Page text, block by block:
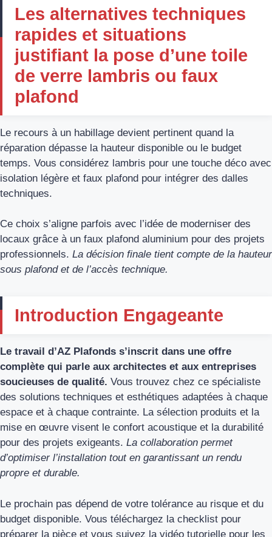
Les alternatives techniques
rapides et situations
justifiant la pose d’une toile
de verre lambris ou faux
plafond
Le recours à un habillage devient pertinent quand la
réparation dépasse la hauteur disponible ou le budget
temps. Vous considérez lambris pour une touche déco avec
isolation légère et faux plafond pour intégrer des dalles
techniques.
Ce choix s’aligne parfois avec l’idée de moderniser des
locaux grâce à un faux plafond aluminium pour des projets
professionnels. La décision finale tient compte de la hauteur
sous plafond et de l’accès technique.
Introduction Engageante
Le travail d’AZ Plafonds s’inscrit dans une offre
complète qui parle aux architectes et aux entreprises
soucieuses de qualité. Vous trouvez chez ce spécialiste
des solutions techniques et esthétiques adaptées à chaque
espace et à chaque contrainte. La sélection produits et la
mise en œuvre visent le confort acoustique et la durabilité
pour des projets exigeants. La collaboration permet
d’optimiser l’installation tout en garantissant un rendu
propre et durable.
Le prochain pas dépend de votre tolérance au risque et du
budget disponible. Vous téléchargez la checklist pour
préparer la pièce et vous suivez la vidéo tutorielle pour les